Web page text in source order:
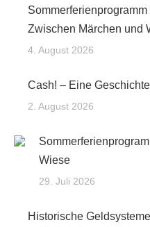
Sommerferienprogramm
Zwischen Märchen und
4. August 2026
Cash! – Eine
2. August 2026
Wiese
29. Juli 2026
Historische